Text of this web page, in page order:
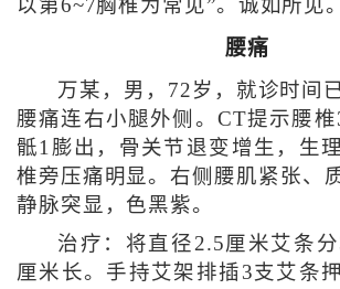
以第6~7胸椎为常见”。诚如所见。
腰痛
万某，男，72岁，就诊时间
腰痛连右小腿外侧。CT提示腰
骶1膨出，骨关节退变增生，生
椎旁压痛明显。右侧腰肌紧张、
静脉突显，色黑紫。
治疗：将直径2.5厘米艾条
厘米长。手持艾架排插3支艾条